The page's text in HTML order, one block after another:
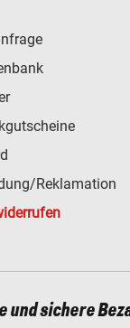
Reklamation
und sichere